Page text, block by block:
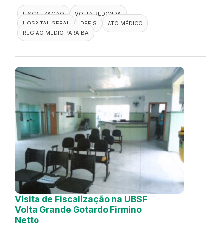
FISCALIZAÇÃO
VOLTA REDONDA
HOSPITAL GERAL
DEFIS
ATO MÉDICO
REGIÃO MÉDIO PARAÍBA
Visita de Fiscalização na UBSF
Volta Grande Gotardo Firmino
Netto